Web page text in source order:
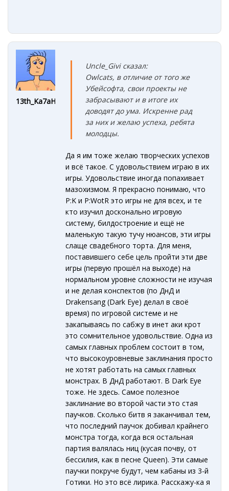
13th_Ka7aHe4
Uncle_Givi сказал:
Owlcats, в отличие от того же
Убейсофта, свои проекты не
забрасывают и в итоге их
доводят до ума. Искренне рад
за них и желаю успеха, ребята
молодцы.
Да я им тоже желаю творческих успехов
и всё такое. С удовольствием играю в их
игры. Удовольствие иногда попахивает
мазохизмом. Я прекрасно понимаю, что
P:K и P:WotR это игры не для всех, и те
кто изучил досконально игровую
систему, билдостроение и ещё не
маленькую такую тучу нюансов, эти игры
слаще свадебного торта. Для меня,
поставившего себе цель пройти эти две
игры (первую прошёл на выходе) на
нормальном уровне сложности не изучая
и не делая конспектов (по ДнД и
Drakensang (Dark Eye) делал в своё
время) по игровой системе и не
закапываясь по сабжу в инет аки крот
это сомнительное удовольствие. Одна из
самых главных проблем состоит в том,
что высокоуровневые заклинания просто
не хотят работать на самых главных
монстрах. В ДнД работают. В Dark Eye
тоже. Не здесь. Самое полезное
заклинание во второй части это стая
паучков. Сколько битв я заканчивал тем,
что последний паучок добивал крайнего
монстра тогда, когда вся остальная
партия валялась ниц (кусая почву, от
бессилия, как в песне Queen). Эти самые
паучки покруче будут, чем кабаны из 3-й
Готики. Но это всё лирика. Расскажу-ка я